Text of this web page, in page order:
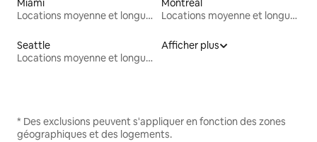
Miami
Locations moyenne et longue durée
Montréal
Locations moyenne et longue durée
Seattle
Locations moyenne et longue durée
Afficher plus
* Des exclusions peuvent s'appliquer en fonction des zones
géographiques et des logements.